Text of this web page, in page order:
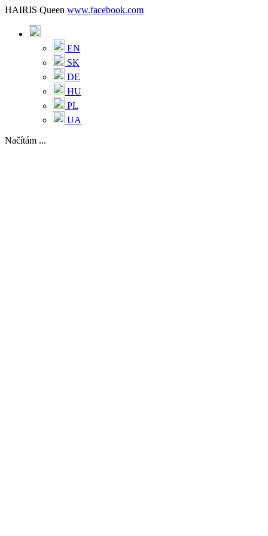
HAIRIS Queen www.facebook.com
EN
SK
DE
HU
PL
UA
Načítám ...